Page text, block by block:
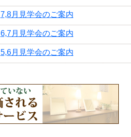
7,8月見学会のご案内
6,7月見学会のご案内
5,6月見学会のご案内